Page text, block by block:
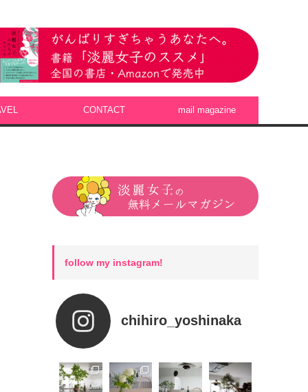
CONTACT mail magazine
follow my instagram!
chihiro_yoshinaka